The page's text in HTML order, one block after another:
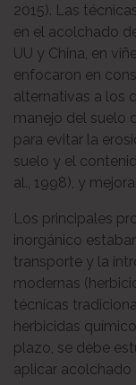
2015). Las
en el acolchado
UU y China, en
enfocaron en
alternativas a los
manejo del suelo
para evitar la
suelo y el
al., 1998), y
Los principales
inorgánico
transporte y la
modernas
técnicas
herbicidas
plazo, se debe
aplicar acolchado